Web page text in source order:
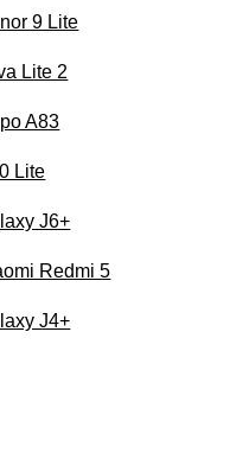
9 Lite
Lite 2
A83
Lite
J6+
Redmi 5
J4+